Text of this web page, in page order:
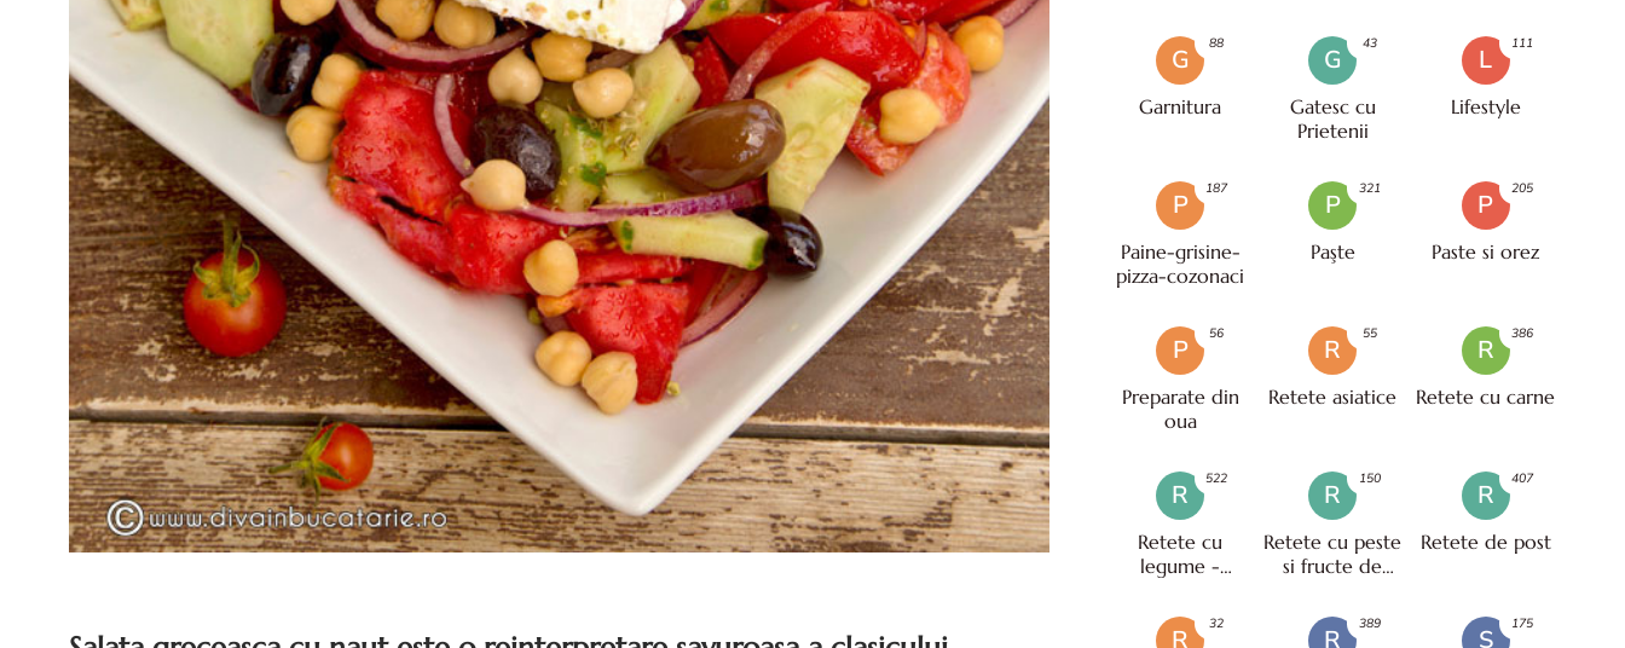
G
Garnitura
88
G
Gatesc cu
Prietenii
43
L
Lifestyle
111
P
Paine-grisine-
pizza-cozonaci
187
P
Paşte
321
P
Paste si orez
205
P
Preparate din
oua
56
R
Retete asiatice
55
R
Retete cu carne
386
R
Retete cu
legume -
522
R
Retete cu peste
si fructe de
150
R
Retete de post
407
R
32
R
389
S
175